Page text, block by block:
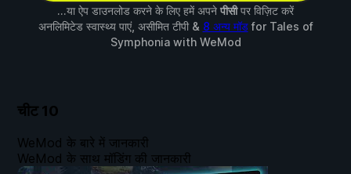
...या ऐप डाउनलोड करने के लिए हमें अपने पीसीपर विज़िट करें
अनलिमिटेड स्वास्थ्य पाएं, असीमित टीपी & 8 अन्य मॉडfor Tales of
Symphoniawith WeMod
चीट 10
WeMod के बारे में जानकारी
WeMod के साथ मॉडिंग की जानकारी